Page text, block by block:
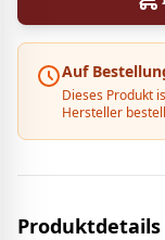
Auf
Dieses Produkt
Hersteller
Produktdetails